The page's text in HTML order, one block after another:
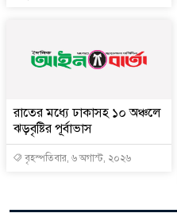
রাতের মধ্যে ঢাকাসহ ১০ অঞ্চলে
ঝড়বৃষ্টির পূর্বাভাস
বৃহস্পতিবার, ৬ অগাস্ট, ২০২৬